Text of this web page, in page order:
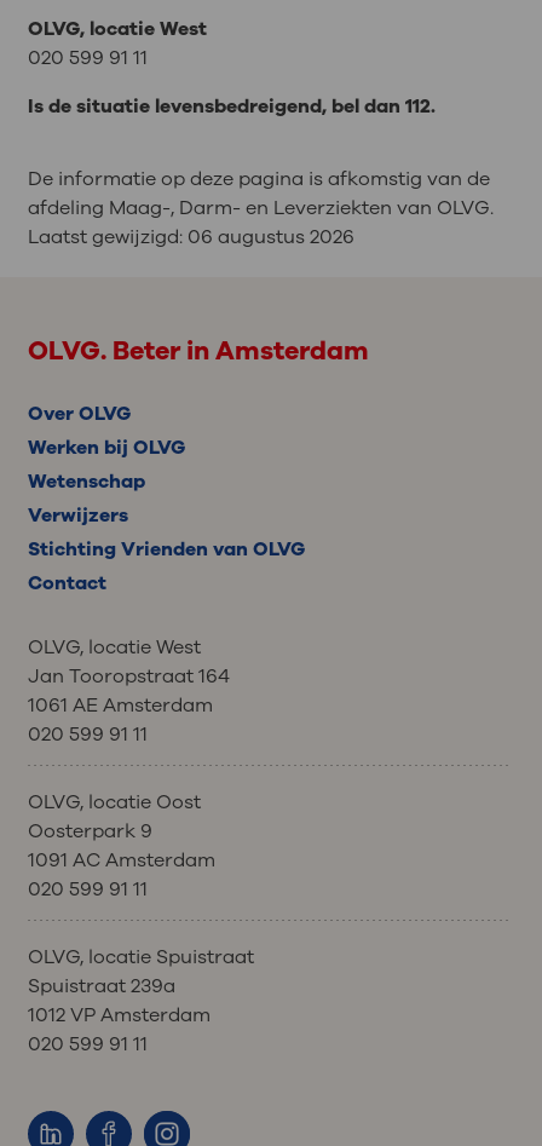
OLVG, locatie West
020 599 91 11
Is de situatie levensbedreigend, bel dan 112.
De informatie op deze pagina is afkomstig van de
afdeling Maag-, Darm- en Leverziekten van OLVG.
Laatst gewijzigd: 06 augustus 2026
OLVG. Beter in Amsterdam
Over OLVG
Werken bij OLVG
Wetenschap
Verwijzers
Stichting Vrienden van OLVG
Contact
OLVG, locatie West
Jan Tooropstraat 164
1061 AE Amsterdam
020 599 91 11
OLVG, locatie Oost
Oosterpark 9
1091 AC Amsterdam
020 599 91 11
OLVG, locatie Spuistraat
Spuistraat 239a
1012 VP Amsterdam
020 599 91 11